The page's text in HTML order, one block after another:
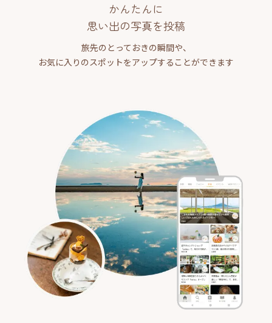
かんたんに
思い出の写真を投稿
旅先のとっておきの瞬間や、
お気に入りのスポットをアップすることができます